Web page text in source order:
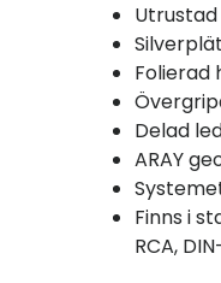
Folierad
Delad
ARAY
Finns i
RCA,